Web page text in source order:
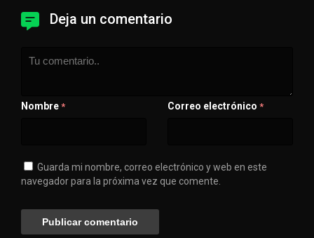
Deja un comentario
Nombre * Correo electrónico *
Guarda mi nombre, correo electrónico y web en este
navegador para la próxima vez que comente.